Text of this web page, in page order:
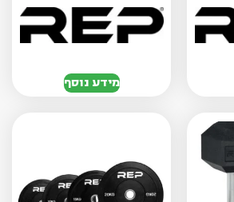
מידע נוסף